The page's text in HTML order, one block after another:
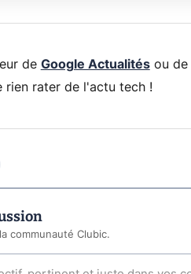
de Google Actualitésou de
rien rater de l'actu tech !
communauté Clubic.